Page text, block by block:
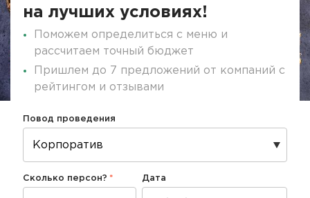
на лучших условиях!
Поможем определиться с меню и
рассчитаем точный бюджет
Пришлем до 7 предложений от компаний с
рейтингом и отзывами
Повод проведения
Сколько персон? Дата